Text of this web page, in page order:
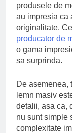
produsele de
au impresia ca
originalitate.
producator de
o gama
sa surprinda.
De asemenea,
lemn masiv
detalii, asa ca,
nu sunt simple
complexitate